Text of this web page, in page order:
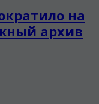
на
архив